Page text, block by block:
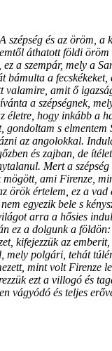
szépség és az öröm, a
áthatott földi
a szempár, mely a
bámulta a fecskékeket,
valamire, amit ő
a szépségnek,
életre, hogy inkább a
gondoltam s elmentem
az angolokkal.
és zajban, de
Mert a szépség
mögött, ami Firenze,
örök értelem, ez a vad
egyezik bele s
arra a hősies
ez a dolgunk a
kifejezzük az
mely polgári, tehát
mint volt Firenze
ezt a villogó és
vágyódó és teljes